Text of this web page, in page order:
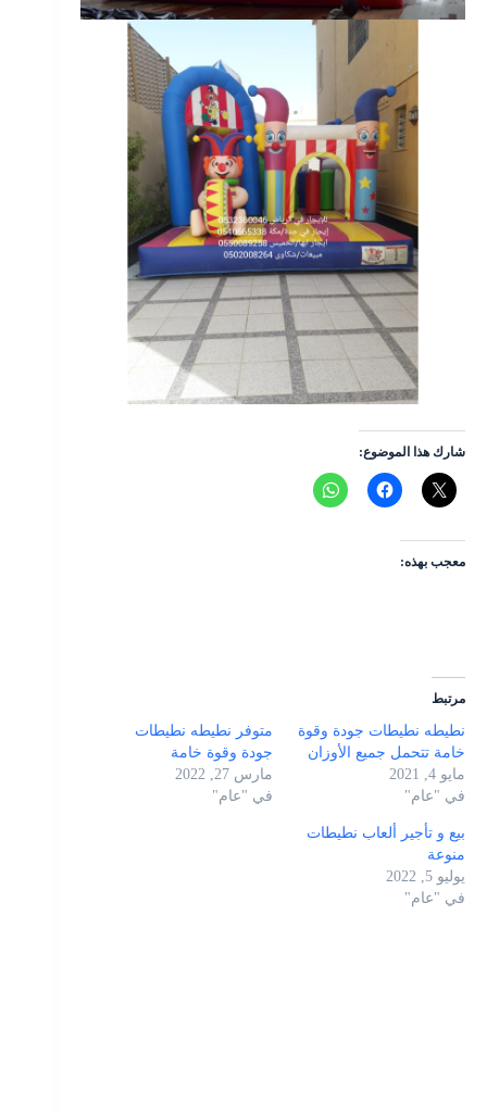
شارك هذا الموضوع:
معجب بهذه:
مرتبط
نطيطه نطيطات جودة وقوة
خامة تتحمل جميع الأوزان
مايو 4, 2021
في "عام"
متوفر نطيطه نطيطات
جودة وقوة خامة
مارس 27, 2022
في "عام"
بيع و تأجير ألعاب نطيطات
منوعة
يوليو 5, 2022
في "عام"